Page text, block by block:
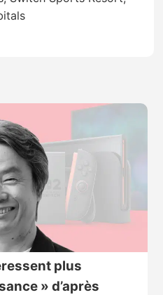
plus
» d’après